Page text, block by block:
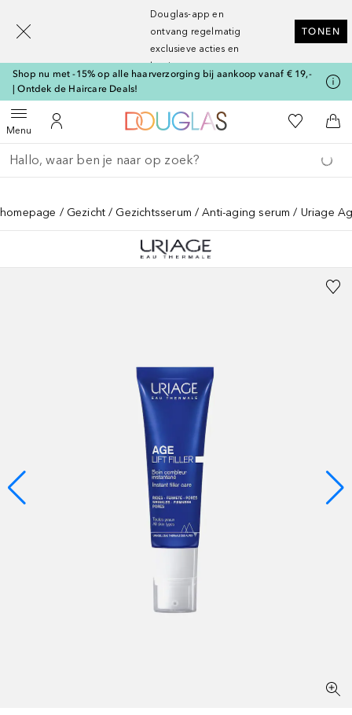
Douglas-app en
ontvang regelmatig
exclusieve acties en
kortingen
TONEN
Shop nu met -15% op alle haarverzorging bij aankoop vanaf € 19,-
| Ontdek de Haircare Deals!
MenuOpen menuNaar Mijn Account
Naar Douglas Home
Naar Mijn
Ga terug
Zoekopdracht uitvoeren
homepage Gezicht Gezichtsserum Anti-aging serum Uriage
[navigation.slideout.screenreader]